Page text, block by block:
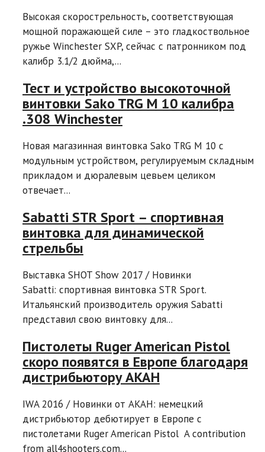
Высокая скорострельность, соответствующая
мощной поражающей силе – это гладкоствольное
ружье Winchester SXP, сейчас с патронником под
калибр 3.1/2 дюйма,...
Тест и устройство высокоточной
винтовки Sako TRG M 10 калибра
.308 Winchester
Новая магазинная винтовка Sako TRG M 10 с
модульным устройством, регулируемым складным
прикладом и дюралевым цевьем целиком
отвечает...
Sabatti STR Sport – спортивная
винтовка для динамической
стрельбы
Выставка SHOT Show 2017 / Новинки
Sabatti: спортивная винтовка STR Sport.
Итальянский производитель оружия Sabatti
представил свою винтовку для...
Пистолеты Ruger American Pistol
скоро появятся в Европе благодаря
дистрибьютору AKAH
IWA 2016 / Новинки от AKAH: немецкий
дистрибьютор дебютирует в Европе с
пистолетами Ruger American Pistol A contribution
from all4shooters.com...